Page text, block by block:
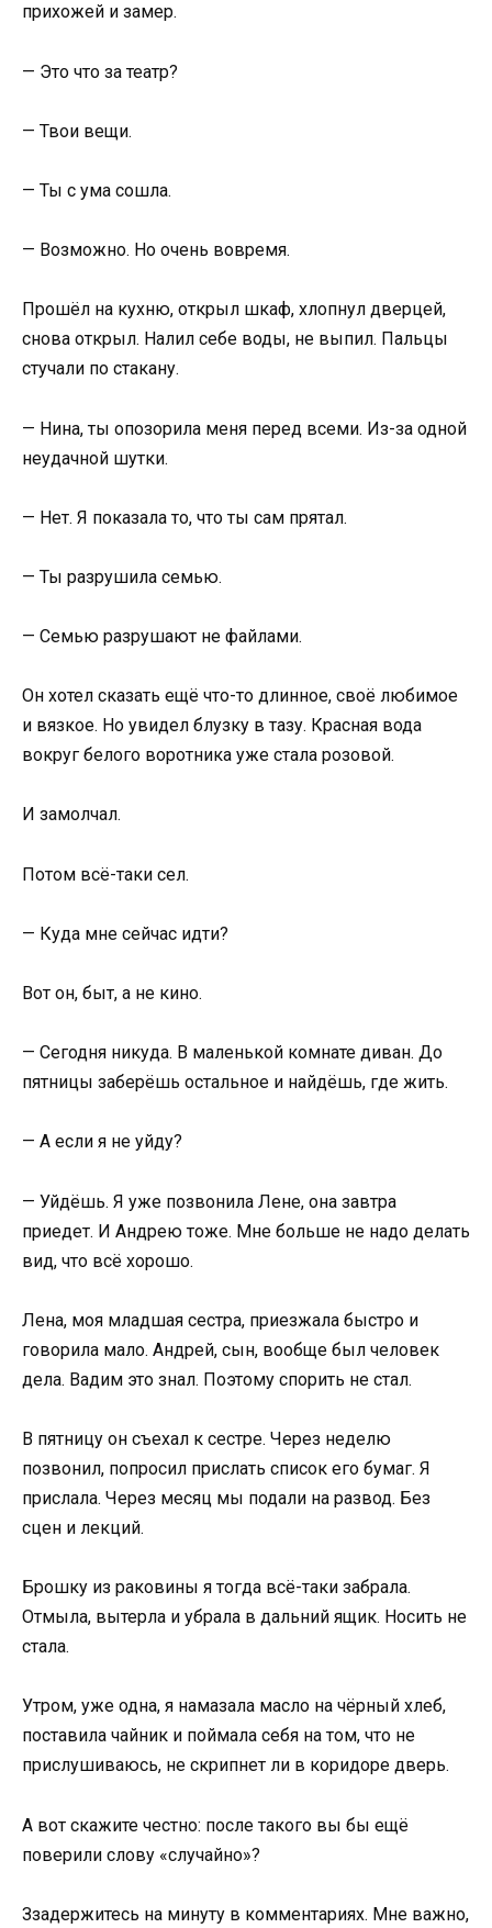
прихожей и замер.
— Это что за театр?
— Твои вещи.
— Ты с ума сошла.
— Возможно. Но очень вовремя.
Прошёл на кухню, открыл шкаф, хлопнул дверцей,
снова открыл. Налил себе воды, не выпил. Пальцы
стучали по стакану.
— Нина, ты опозорила меня перед всеми. Из-за одной
неудачной шутки.
— Нет. Я показала то, что ты сам прятал.
— Ты разрушила семью.
— Семью разрушают не файлами.
Он хотел сказать ещё что-то длинное, своё любимое
и вязкое. Но увидел блузку в тазу. Красная вода
вокруг белого воротника уже стала розовой.
И замолчал.
Потом всё-таки сел.
— Куда мне сейчас идти?
Вот он, быт, а не кино.
— Сегодня никуда. В маленькой комнате диван. До
пятницы заберёшь остальное и найдёшь, где жить.
— А если я не уйду?
— Уйдёшь. Я уже позвонила Лене, она завтра
приедет. И Андрею тоже. Мне больше не надо делать
вид, что всё хорошо.
Лена, моя младшая сестра, приезжала быстро и
говорила мало. Андрей, сын, вообще был человек
дела. Вадим это знал. Поэтому спорить не стал.
В пятницу он съехал к сестре. Через неделю
позвонил, попросил прислать список его бумаг. Я
прислала. Через месяц мы подали на развод. Без
сцен и лекций.
Брошку из раковины я тогда всё-таки забрала.
Отмыла, вытерла и убрала в дальний ящик. Носить не
стала.
Утром, уже одна, я намазала масло на чёрный хлеб,
поставила чайник и поймала себя на том, что не
прислушиваюсь, не скрипнет ли в коридоре дверь.
А вот скажите честно: после такого вы бы ещё
поверили слову «случайно»?
Ззадержитесь на минуту в комментариях. Мне важно,